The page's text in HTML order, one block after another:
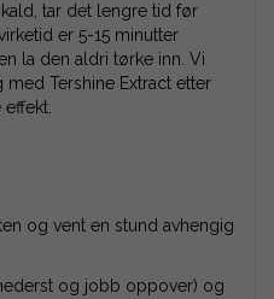
tar det lengre tid før
er 5-15 minutter
la den aldri tørke inn. Vi
Tershine Extract etter
og vent en stund avhengig
og jobb oppover) og